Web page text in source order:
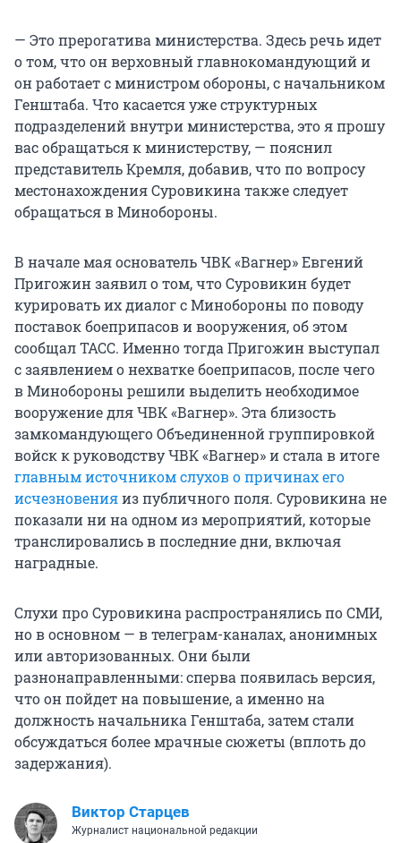
— Это прерогатива министерства. Здесь речь идет
о том, что он верховный главнокомандующий и
он работает с министром обороны, с начальником
Генштаба. Что касается уже структурных
подразделений внутри министерства, это я прошу
вас обращаться к министерству, — пояснил
представитель Кремля, добавив, что по вопросу
местонахождения Суровикина также следует
обращаться в Минобороны.
В начале мая основатель ЧВК «Вагнер» Евгений
Пригожин заявил о том, что Суровикин будет
курировать их диалог с Минобороны по поводу
поставок боеприпасов и вооружения, об этом
сообщал ТАСС. Именно тогда Пригожин выступал
с заявлением о нехватке боеприпасов, после чего
в Минобороны решили выделить необходимое
вооружение для ЧВК «Вагнер». Эта близость
замкомандующего Объединенной группировкой
войск к руководству ЧВК «Вагнер» и стала в итоге
главным источником слухов о причинах его
исчезновенияиз публичного поля. Суровикина не
показали ни на одном из мероприятий, которые
транслировались в последние дни, включая
наградные.
Слухи про Суровикина распространялись по СМИ,
но в основном — в телеграм-каналах, анонимных
или авторизованных. Они были
разнонаправленными: сперва появилась версия,
что он пойдет на повышение, а именно на
должность начальника Генштаба, затем стали
обсуждаться более мрачные сюжеты (вплоть до
задержания).
Виктор Старцев
Журналист национальной редакции